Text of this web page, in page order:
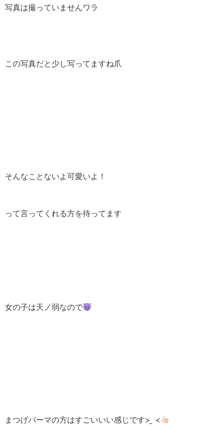
写真は撮っていませんワラ
この写真だと少し写ってますね爪
そんなことないよ可愛いよ！
って言ってくれる方を待ってます
女の子は天ノ弱なので
まつげパーマの方はすごいいい感じです> ̫ <